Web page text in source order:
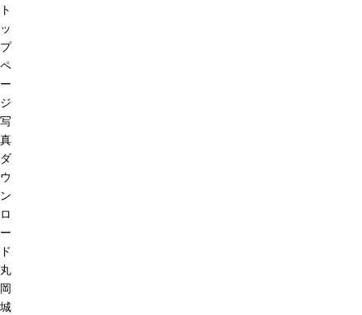
ト
ッ
プ
ペ
ー
ジ
写
真
ダ
ウ
ン
ロ
ー
ド
丸
岡
城